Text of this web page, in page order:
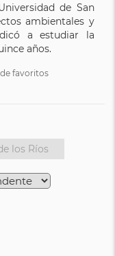
de San
ambientales y
a estudiar la
años.
favoritos